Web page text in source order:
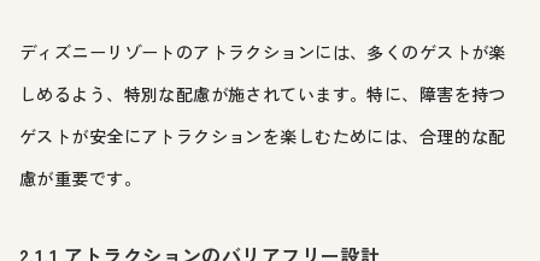
ディズニーリゾートのアトラクションには、多くのゲストが楽
しめるよう、特別な配慮が施されています。特に、障害を持つ
ゲストが安全にアトラクションを楽しむためには、合理的な配
慮が重要です。
2.1.1 アトラクションのバリアフリー設計